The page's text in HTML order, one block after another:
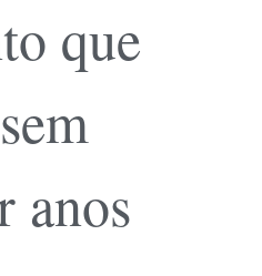
que
anos